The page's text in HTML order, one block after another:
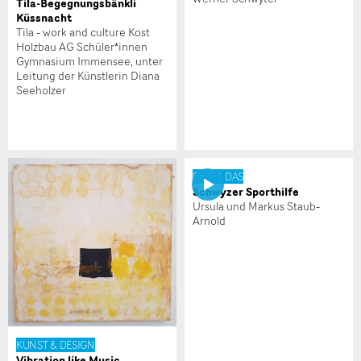
NACHRICHT SENDEN
Schliessen
Küssnacht
Tila - work and culture Kost
Holzbau AG Schüler*innen
Gymnasium Immensee, unter
Leitung der Künstlerin Diana
Seeholzer
KUNST & DESIGN
DIES & DAS
Schwyzer Sporthilfe
Ursula und Markus Staub-
Arnold